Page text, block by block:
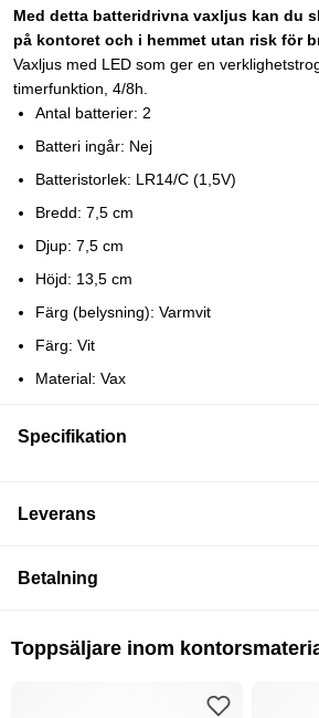
Med detta batteridrivna vaxljus kan du
på kontoret och i hemmet utan risk för
Vaxljus med LED som ger en
timerfunktion, 4/8h.
Antal batterier: 2
Batteri ingår: Nej
Batteristorlek: LR14/C (1,5V)
Bredd: 7,5 cm
Djup: 7,5 cm
Höjd: 13,5 cm
Färg (belysning): Varmvit
Färg: Vit
Material: Vax
Specifikation
Leverans
Betalning
Toppsäljare inom